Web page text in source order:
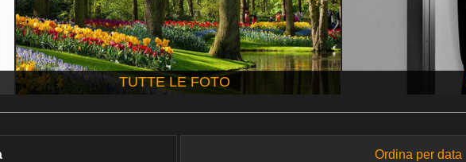
TUTTE LE FOTO
Ordina per data